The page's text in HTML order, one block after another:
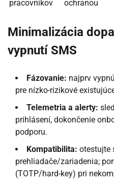
pracovníkov ochranou
Minimalizácia
vypnutí SMS
Fázovanie: najprv
pre nízko-rizikové
Telemetria a alerty:
prihlásení, dokončenie
podporu.
Kompatibilita: otestujte
prehliadače/zariadenia;
(TOTP/hard-key) pri